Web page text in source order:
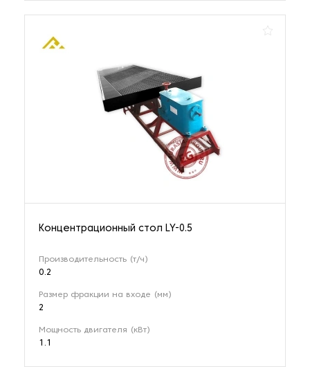
Концентрационный стол LY-0.5
Производительность (т/ч)
0.2
Размер фракции на входе (мм)
2
Мощность двигателя (кВт)
1.1